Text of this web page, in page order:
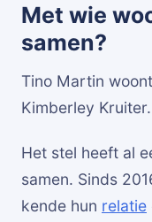
Met wie
samen?
Tino Martin
Kimberley Kruiter.
Het stel heeft al
samen. Sinds
kende hun relatie